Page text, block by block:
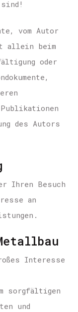
vom Autor
allein beim
oder
des Autors
Ihren Besuch
an
Interesse
sorgfältigen
und